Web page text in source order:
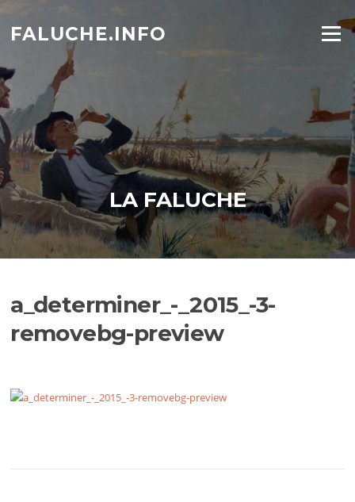
Aller
contenu
FALUCHE.INFO Menu
LA FALUCHE
a_determiner_-_2015_-3-
removebg-preview